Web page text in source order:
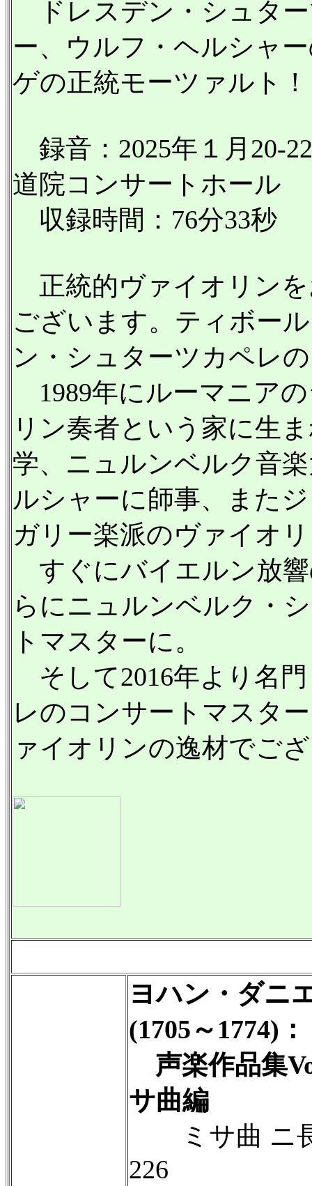
ドレスデン・シュタ
ー、ウルフ・ヘルシャ
ゲの正統モーツァルト！
録音：2025年１月20-
道院コンサートホール
収録時間：76分33秒
正統的ヴァイオリン
ございます。ティボー
ン・シュターツカペレ
1989年にルーマニア
リン奏者という家に生
学、ニュルンベルク音
ルシャーに師事、また
ガリー楽派のヴァイオ
すぐにバイエルン放
らにニュルンベルク・
トマスターに。
そして2016年より名
レのコンサートマスタ
ァイオリンの逸材でご
ヨハン・ダニ
(1705～1774)：
声楽作品集
サ曲編
ミサ曲 ニ長
226